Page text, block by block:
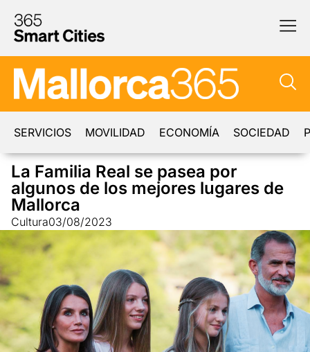
SERVICIOS MOVILIDAD ECONOMÍA SOCIEDAD
La Familia Real se pasea por
algunos de los mejores lugares de
Mallorca
Cultura03/08/2023